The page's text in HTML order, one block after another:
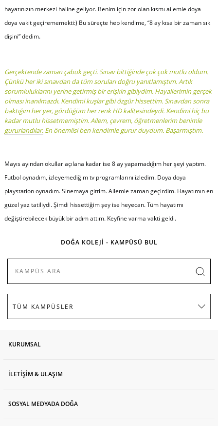
hayatınızın merkezi haline geliyor. Benim için zor olan kısmı ailemle doya
doya vakit geçirememekti:) Bu süreçte hep kendime, “8 ay kısa bir zaman sık
dişini” dedim.
Gerçektende zaman çabuk geçti. Sınav bittiğinde çok çok mutlu oldum.
Çünkü her iki sınavdan da tüm soruları doğru yanıtlamıştım. Artık
sorumluluklarını yerine getirmiş bir erişkin gibiydim. Hayallerimin gerçek
olması inanılmazdı. Kendimi kuşlar gibi özgür hissettim. Sınavdan sonra
baktığım her yer, gördüğüm her renk HD kalitesindeydi. Kendimi hiç bu
kadar mutlu hissetmemiştim. Ailem, çevrem, öğretmenlerim benimle
gururlandılar. En önemlisi ben kendimle gurur duydum. Başarmıştım.
Mayıs ayından okullar açılana kadar ise 8 ay yapamadığım her şeyi yaptım.
Futbol oynadım, izleyemediğim tv programlarını izledim. Doya doya
playstation oynadım. Sinemaya gittim. Ailemle zaman geçirdim. Hayatımın en
güzel yaz tatiliydi. Şimdi hissettiğim şey ise heyecan. Tüm hayatımı
değiştirebilecek büyük bir adım attım. Keyfine varma vakti geldi.
DOĞA KOLEJİ - KAMPÜSÜ BUL
KURUMSAL
İLETİŞİM & ULAŞIM
SOSYAL MEDYADA DOĞA